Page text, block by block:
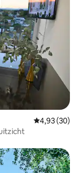
Gemiddelde
4,93 (30)